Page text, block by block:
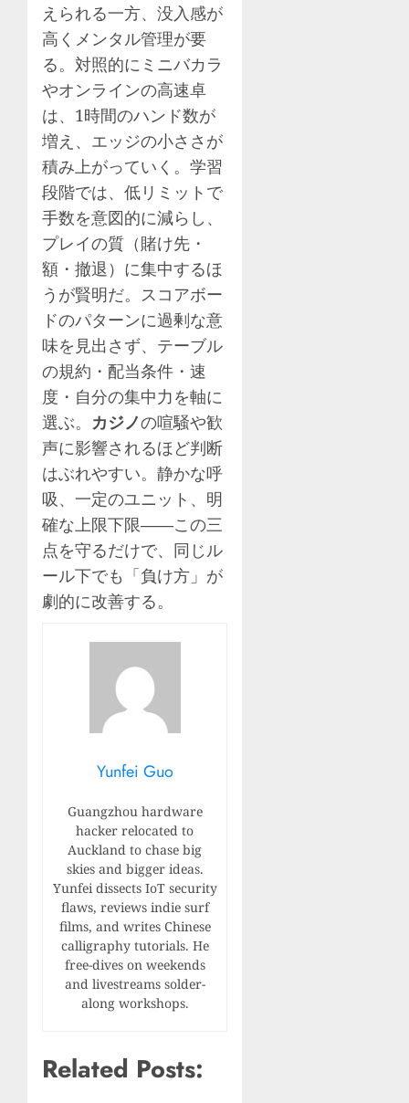
えられる一方、没入感が
高くメンタル管理が要
る。対照的にミニバカラ
やオンラインの高速卓
は、1時間のハンド数が
増え、エッジの小ささが
積み上がっていく。学習
段階では、低リミットで
手数を意図的に減らし、
プレイの質（賭け先・
額・撤退）に集中するほ
うが賢明だ。スコアボー
ドのパターンに過剰な意
味を見出さず、テーブル
の規約・配当条件・速
度・自分の集中力を軸に
選ぶ。 カジノの喧騒や歓
声に影響されるほど判断
はぶれやすい。静かな呼
吸、一定のユニット、明
確な上限下限――この三
点を守るだけで、同じル
ール下でも「負け方」が
劇的に改善する。
Yunfei Guo
Guangzhou hardware
hacker relocated to
Auckland to chase big
skies and bigger ideas.
Yunfei dissects IoT security
flaws, reviews indie surf
films, and writes Chinese
calligraphy tutorials. He
free-dives on weekends
and livestreams solder-
along workshops.
Related Posts: